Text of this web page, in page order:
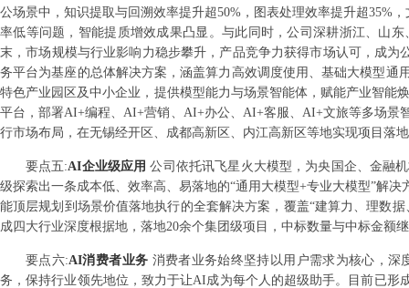
公场景中，知识提取与回溯效率提升超50%，图表处理效率提升超35%
率低等问题，智能提质增效成果凸显。与此同时，公司深耕浙江、山
末，市场规模与行业影响力稳步攀升，产品竞争力获得市场认可，成
务平台为基座的总体解决方案，涵盖算力高效调度使用、基础大模型
特色产业园区及中小企业，提供模型能力与场景智能体，赋能产业智
平台，部署AI+编程、AI+营销、AI+办公、AI+客服、AI+文旅等多场景
行市场布局，在无锡经开区、成都高新区、内江高新区等地实现项目落
要点五:AI企业级应用公司依托讯飞星火大模型，为央国企、金融
级探索出一条成本低、效率高、易落地的“通用大模型+专业大模型”解
能顶层规划到场景价值落地执行的全套解决方案，覆盖“建算力、理数
成四大行业深度根据地，落地20余个集团级项目，中标数量与中标金额
要点六:AI消费者业务 消费者业务始终坚持以用户需求为核心，
务，保持行业领先地位，致力于让AI成为每个人的超级助手。目前已